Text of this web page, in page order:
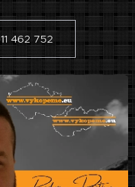
462 752